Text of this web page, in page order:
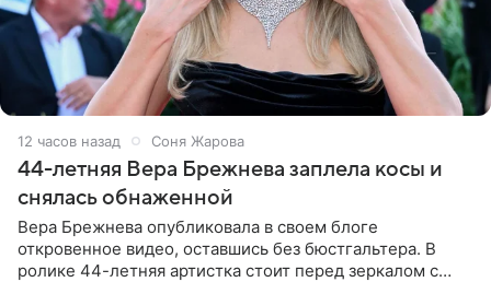
12 часов назад Соня Жарова
44-летняя Вера Брежнева заплела косы и
снялась обнаженной
Вера Брежнева опубликовала в своем блоге
откровенное видео, оставшись без бюстгальтера. В
ролике 44-летняя артистка стоит перед зеркалом с